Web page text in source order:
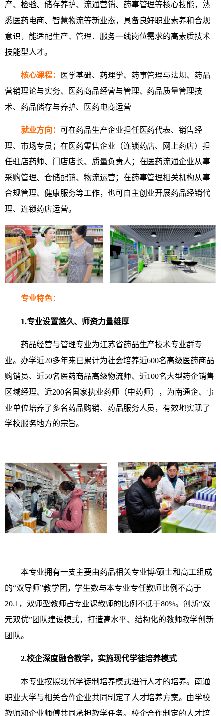
产、检验、储存养护、流通营销、药事管理等核心技能，熟
悉医药电商、智慧物流等新业态，具备良好职业素养和合规
意识，能适配生产、管理、服务一线岗位需求的高素质技术
技能型人才。
核心课程：
医学基础、药理学、药事管理与法规、药品
营销理论与实务、医药商品经营与管理、药品质量管理技
术、药品储存与养护、医药电商运营
就业方向： 可在药品生产企业担任医药代表、销售经
理、市场专员；在医药零售企业（连锁药店、网上药店）担
任驻店药师、门店店长、质量负责人；在医药流通企业从事
采购管理、仓储配销、物流运营；在药事管理相关机构从事
合规管理、健康服务等工作，也可自主创业开展药品经销代
理、连锁药店运营。
专业特色：
1.专业设置悠久、师资力量雄厚
药品经营与管理专业为江苏省药品生产技术专业群专
业。办学近20多年来已累计为社会培养近600名高级医药商品
购销员、近50名医药商品高级物流师、近100名大型药企销售
区域经理、近200名国家执业药师（中药师），为南通企、事
业单位培养了多名药品购销、药品服务人员，有效地实现了
学校服务地方的宗旨。
本专业拥有一支主要由药品相关专业博/硕士和高工组成
的“双导师”教学团，学生数与本专业专任教师比例不高于
20:1，双师型教师占专业课教师的比例不低于80%。创新“双
元双优”团队建设模式，打造高水平、结构化的教师教学创新
团队。
2.校企深度融合教学，实施现代学徒培养模式
本专业按照现代学徒制培养模式进行人才的培养。南通
职业大学与相关合作企业共同制定了人才培养方案。由学校
教师和企业师傅共同承担教学任务。校企合作制定的人才培